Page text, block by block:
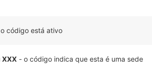
código está ativo
- o código indica que esta é uma sede